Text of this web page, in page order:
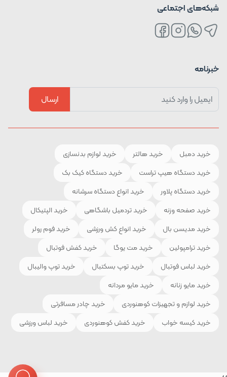
شبکه‌های اجتماعی
خبرنامه
ارسال
خرید دمبل خرید هالتر
خرید لوازم بدنسازی
خرید دستگاه هیپ تراست
خرید دستگاه کیک بک
خرید دستگاه پلاور
خرید انواع دستگاه سرشانه
خرید صفحه وزنه
خرید تردمیل باشگاهی
خرید الپتیکال
خرید مدیسن بال
خرید انواع کش ورزشی
خرید فوم رولر
خرید ترامپولین
خرید مت یوگا
خرید کفش فوتبال
خرید لباس فوتبال
خرید توپ بسکتبال
خرید توپ والیبال
خرید مایو زنانه
خرید مایو مردانه
خرید لوازم و تجهیزات کوهنوردی
خرید چادر مسافرتی
خرید کیسه خواب
خرید کفش کوهنوردی خرید لباس ورزشی